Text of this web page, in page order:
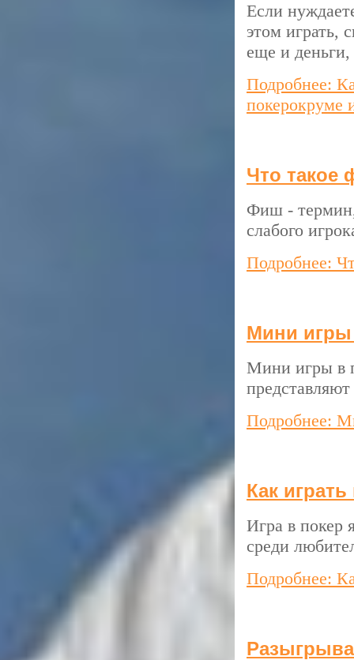
Если
этом играть,
еще и деньги,
Подробнее:
покерокруме
Что такое
Фиш - термин,
слабого
Подробнее:
Мини игры
Мини игры в
Подробнее:
Как
Игра в покер
среди
Подробнее: